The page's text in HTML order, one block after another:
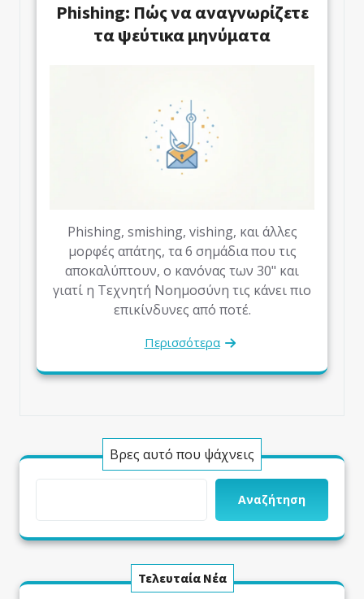
Phishing: Πώς να αναγνωρίζετε
τα ψεύτικα μηνύματα
Phishing, smishing, vishing, και άλλες
μορφές απάτης, τα 6 σημάδια που τις
αποκαλύπτουν, ο κανόνας των 30" και
γιατί η Τεχνητή Νοημοσύνη τις κάνει πιο
επικίνδυνες από ποτέ.
Περισσότερα
Βρες αυτό που ψάχνεις
Αναζήτηση
Τελευταία Νέα